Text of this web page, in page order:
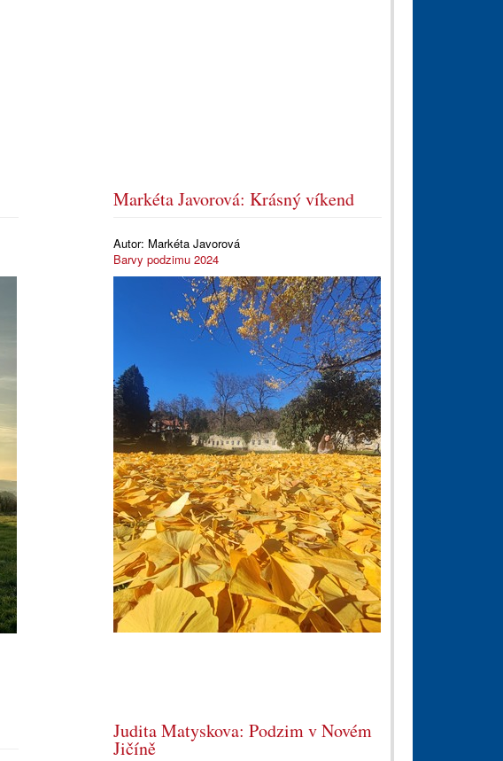
Markéta Javorová: Krásný víkend
Autor: Markéta Javorová
Barvy podzimu 2024
Judita Matyskova: Podzim v Novém
Jičíně